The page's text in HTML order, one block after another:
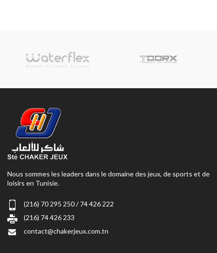
Nous sommes les leaders dans le domaine des jeux, de sports et de
loisirs en Tunisie.
(216) 70 295 250 / 74 426 222
(216) 74 426 233
contact@chakerjeux.com.tn